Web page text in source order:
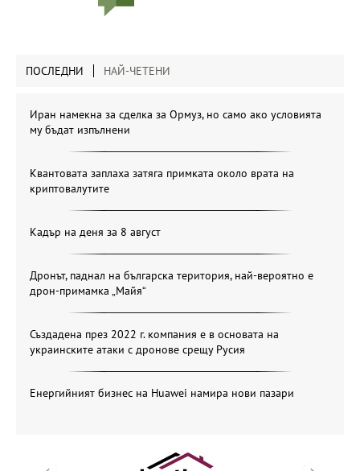
ПОСЛЕДНИ НАЙ-ЧЕТЕНИ
Иран намекна за сделка за Ормуз, но само ако условията
му бъдат изпълнени
Квантовата заплаха затяга примката около врата на
криптовалутите
Кадър на деня за 8 август
Дронът, паднал на българска територия, най-вероятно е
дрон-примамка „Майя“
Създадена през 2022 г. компания е в основата на
украинските атаки с дронове срещу Русия
Енергийният бизнес на Huawei намира нови пазари